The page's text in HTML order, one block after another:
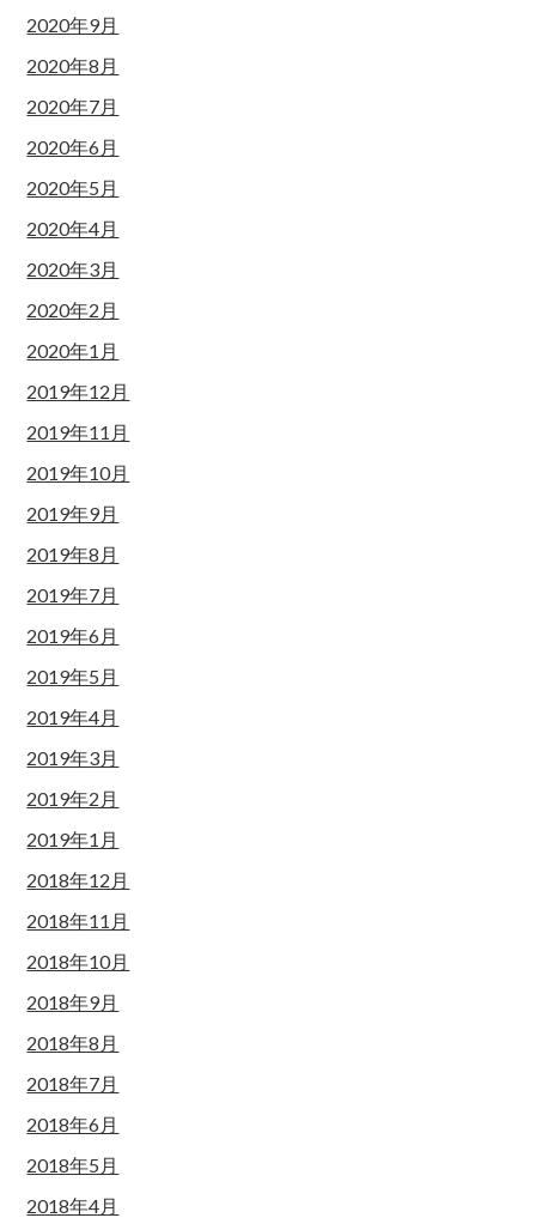
2020年9月
2020年8月
2020年7月
2020年6月
2020年5月
2020年4月
2020年3月
2020年2月
2020年1月
2019年12月
2019年11月
2019年10月
2019年9月
2019年8月
2019年7月
2019年6月
2019年5月
2019年4月
2019年3月
2019年2月
2019年1月
2018年12月
2018年11月
2018年10月
2018年9月
2018年8月
2018年7月
2018年6月
2018年5月
2018年4月